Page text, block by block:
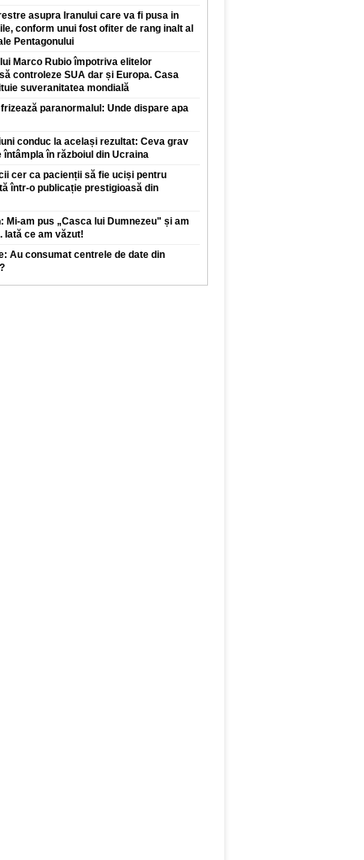
asupra Iranului care va fi pusa in
conform unui fost ofiter de rang inalt al
Pentagonului
Marco Rubio împotriva elitelor
controleze SUA dar și Europa. Casa
suveranitatea mondială
paranormalul: Unde dispare apa
conduc la același rezultat: Ceva grav
întâmpla în războiul din Ucraina
cer ca pacienții să fie uciși pentru
într-o publicație prestigioasă din
Mi-am pus „Casca lui Dumnezeu" și am
Iată ce am văzut!
Au consumat centrele de date din